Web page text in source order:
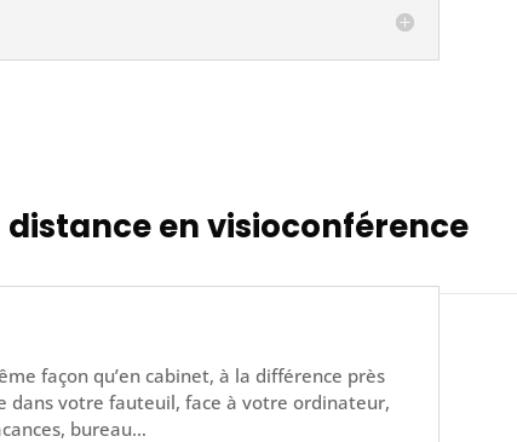
distance en visioconférence
façon qu’en cabinet, à la différence près
dans votre fauteuil, face à votre ordinateur,
bureau…